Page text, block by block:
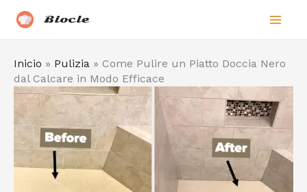
Biocle
Inicio » Pulizia » Come Pulire un Piatto Doccia Nero
dal Calcare in Modo Efficace